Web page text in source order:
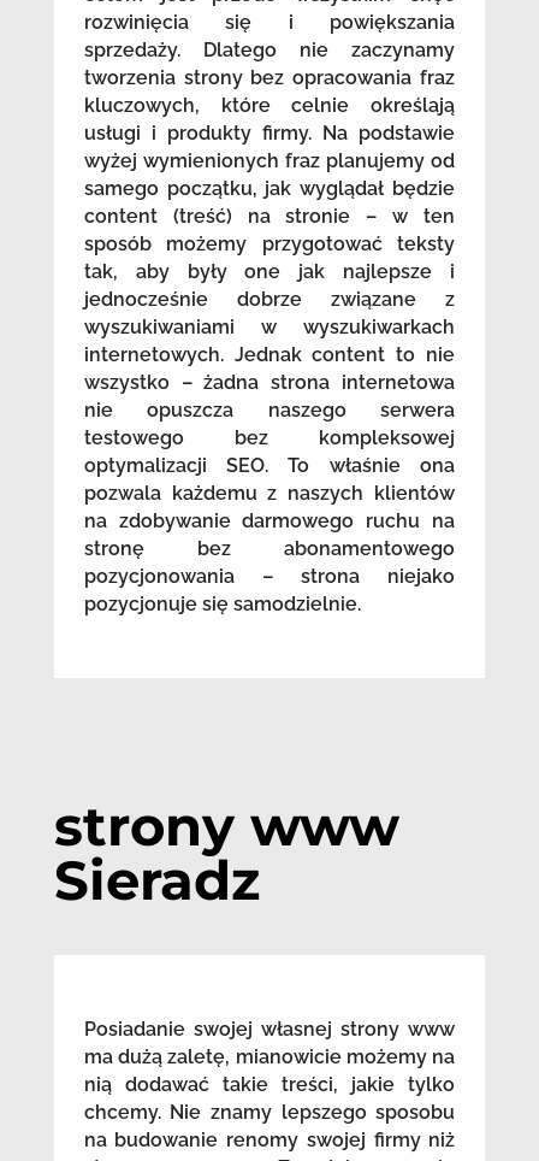
rozwinięcia się i powiększania
sprzedaży. Dlatego nie zaczynamy
tworzenia strony bez opracowania fraz
kluczowych, które celnie określają
usługi i produkty firmy. Na podstawie
wyżej wymienionych fraz planujemy od
samego początku, jak wyglądał będzie
content (treść) na stronie – w ten
sposób możemy przygotować teksty
tak, aby były one jak najlepsze i
jednocześnie dobrze związane z
wyszukiwaniami w wyszukiwarkach
internetowych. Jednak content to nie
wszystko – żadna strona internetowa
nie opuszcza naszego serwera
testowego bez kompleksowej
optymalizacji SEO. To właśnie ona
pozwala każdemu z naszych klientów
na zdobywanie darmowego ruchu na
stronę bez abonamentowego
pozycjonowania – strona niejako
pozycjonuje się samodzielnie.
strony www
Sieradz
Posiadanie swojej własnej strony www
ma dużą zaletę, mianowicie możemy na
nią dodawać takie treści, jakie tylko
chcemy. Nie znamy lepszego sposobu
na budowanie renomy swojej firmy niż